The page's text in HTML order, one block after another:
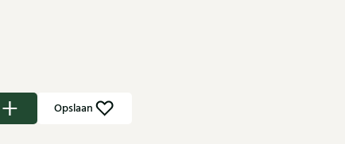
Opslaan